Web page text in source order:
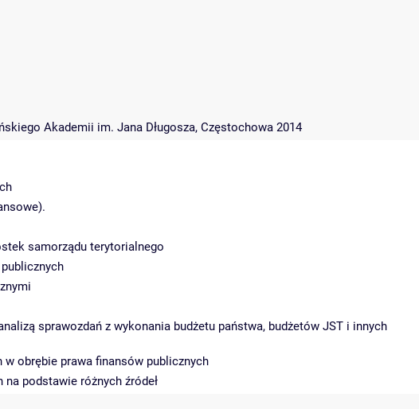
Akademii im. Jana Długosza, Częstochowa 2014
samorządu terytorialnego
sprawozdań z wykonania budżetu państwa, budżetów JST i innych
obrębie prawa finansów publicznych
podstawie różnych źródeł